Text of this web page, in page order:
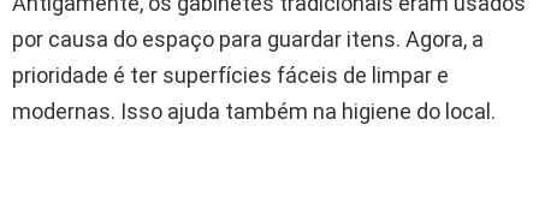
por causa do espaço para guardar itens. Agora, a
prioridade é ter superfícies fáceis de limpar e
modernas. Isso ajuda também na higiene do local.